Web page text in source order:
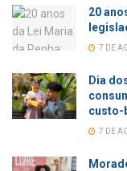
20
7 DE
Dia
custo-
7 DE